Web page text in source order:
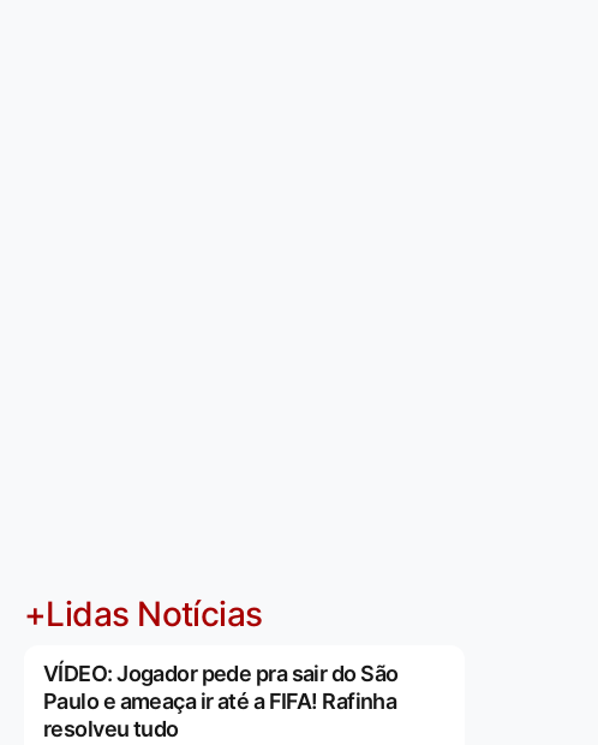
+Lidas Notícias
VÍDEO: Jogador pede pra sair do São
Paulo e ameaça ir até a FIFA! Rafinha
resolveu tudo